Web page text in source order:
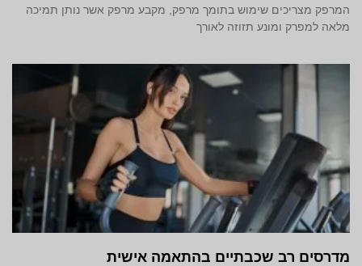
המרפק מצריכים שימוש בתומך מרפק, מקבע מרפק אשר נותן תמיכה
מלאה למפרק ומונע תזוזה לאורך
מדרסים רב שכבתיים בהתאמה אישית